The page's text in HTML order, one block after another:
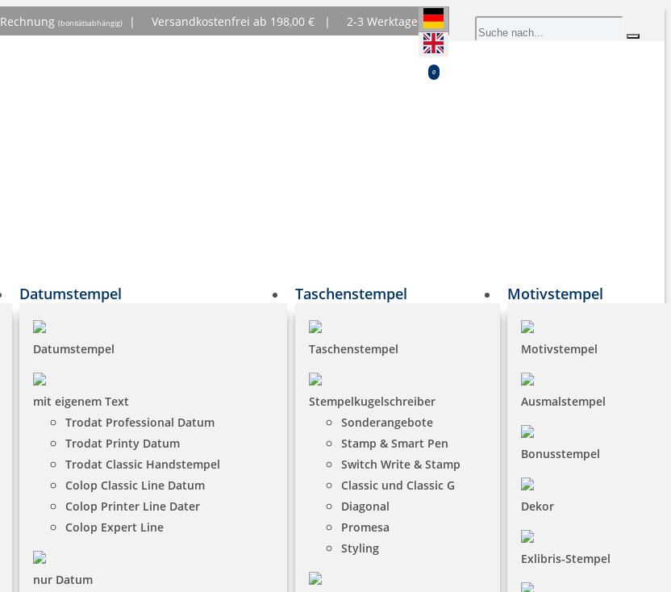
Rechnung (bonitätsabhängig) | Versandkostenfrei ab 198,00 € | 2-3 Werktage
0
Datumstempel
Datumstempel
mit eigenem Text
Trodat Professional Datum
Trodat Printy Datum
Trodat Classic Handstempel
Colop Classic Line Datum
Colop Printer Line Dater
Colop Expert Line
nur Datum
Taschenstempel
Taschenstempel
Stempelkugelschreiber
Sonderangebote
Stamp & Smart Pen
Switch Write & Stamp
Classic und Classic G
Diagonal
Promesa
Styling
Motivstempel
Motivstempel
Ausmalstempel
Bonusstempel
Dekor
Exlibris-Stempel